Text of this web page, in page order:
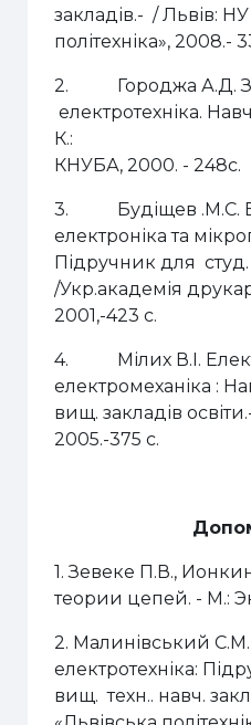
закладів.- / Львів:
політехніка», 2008.-
2. Городжа А.Д.
електротехніка.
К.:
КНУБА, 2000. - 248с.
3. Будіщев .М.С.
електроніка та
Підручник для
/Укр.академія
2001,-423 с.
4. Мілих В.І.
електромеханіка :
вищ. закладів
2005.-375 с.
1. Зевеке П.В.,
теории цепей. - М.:
2. Малинівський С.М.
електротехніка:
вищ. техн.. навч.